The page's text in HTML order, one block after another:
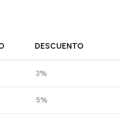
DESCUENTO
3%
5%